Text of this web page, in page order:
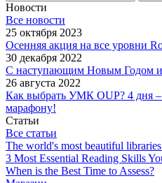
Новости
Все новости
25 октября 2023
Осенняя акция на все уровни
30 декабря 2022
С наступающим Новым Годом
26 августа 2022
Как выбрать УМК OUP? 4 дня
марафону!
Статьи
Все статьи
The world's most beautiful
3 Most Essential Reading Skills
When is the Best Time to Assess?